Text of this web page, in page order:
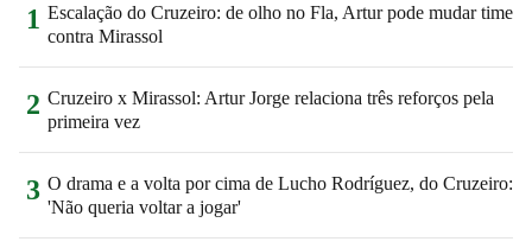
1 Escalação do Cruzeiro: de olho no Fla, Artur pode mudar time
contra Mirassol
2 Cruzeiro x Mirassol: Artur Jorge relaciona três reforços pela
primeira vez
3 O drama e a volta por cima de Lucho Rodríguez, do Cruzeiro:
'Não queria voltar a jogar'